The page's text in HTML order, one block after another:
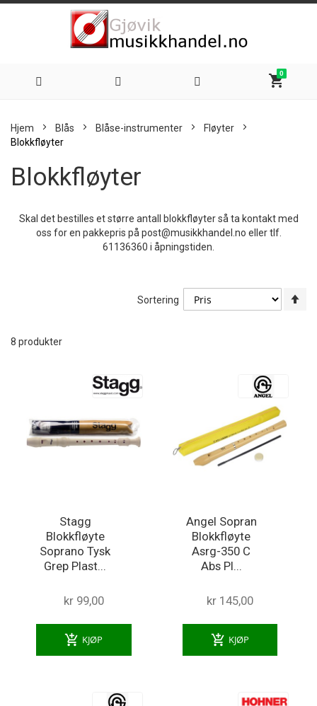
shopping_cart
0
innhold
Hjem Blås Blåse-instrumenter
Fløyter
Blokkfløyter
Blokkfløyter
Skal det bestilles et større antall blokkfløyter så ta kontakt med
oss for en pakkepris på post@musikkhandel.no eller tlf.
61136360 i åpningstiden.
8 produkter
Sortering
Stagg
Blokkfløyte
Soprano Tysk
Grep Plast...
kr 99,00
add_shopping_cart KJØP
Angel Sopran
Blokkfløyte
Asrg-350 C
Abs Pl...
kr 145,00
add_shopping_cart KJØP